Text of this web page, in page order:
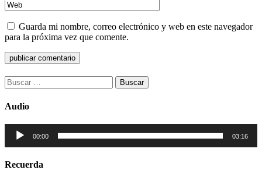
Guarda mi nombre, correo electrónico y web en este navegador
para la próxima vez que comente.
Buscar:
Audio
Reproductor
audio
00:00 03:16
Recuerda